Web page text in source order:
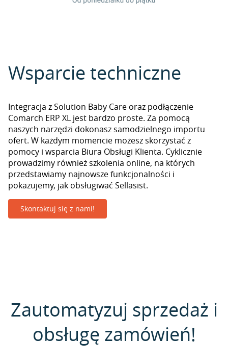
Wsparcie techniczne
Integracja z Solution Baby Care oraz podłączenie
Comarch ERP XL jest bardzo proste. Za pomocą
naszych narzędzi dokonasz samodzielnego importu
ofert. W każdym momencie możesz skorzystać z
pomocy i wsparcia Biura Obsługi Klienta. Cyklicznie
prowadzimy również szkolenia online, na których
przedstawiamy najnowsze funkcjonalności i
pokazujemy, jak obsługiwać Sellasist.
Skontaktuj się z nami!
Zautomatyzuj sprzedaż i
obsługę zamówień!